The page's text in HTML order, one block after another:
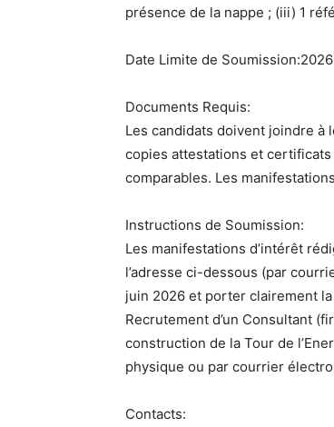
présence de la nappe ; (iii) 1
Date Limite de
Documents Requis:
Les candidats doivent joindre
copies attestations et
comparables. Les
Instructions de Soumission:
Les manifestations d’intérêt
l’adresse ci-dessous (par
juin 2026 et porter clairement la
Recrutement d’un Consultant
construction de la Tour de
physique ou par courrier
Contacts: